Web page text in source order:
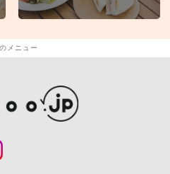
メニュー